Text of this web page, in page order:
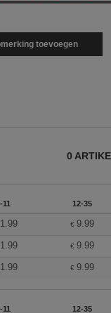
toevoegen
0
11 12-35
€9.99
€9.99
€9.99
11 12-35